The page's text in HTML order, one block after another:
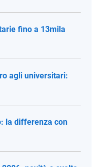
fino a 13mila
agli universitari:
la differenza con